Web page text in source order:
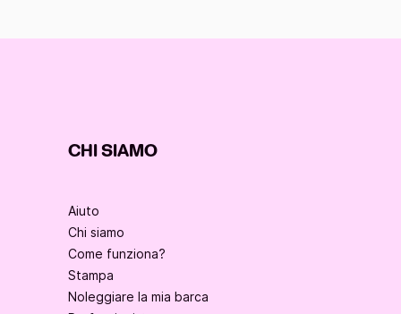
CHI SIAMO
Aiuto
Chi siamo
Come funziona?
Stampa
Noleggiare la mia barca